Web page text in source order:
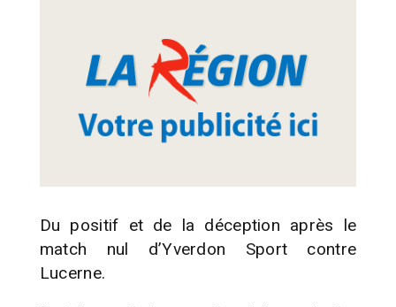
Du positif et de la déception après le
match nul d’Yverdon Sport contre
Lucerne.